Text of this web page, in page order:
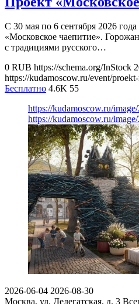
С 30 мая по 6 сентября 2026
«Московское чаепитие».
с традициями русского…
0 RUB https://schema.org/InStock
https://kudamoscow.ru/event/
Бесплатно 4.6K 55
https://kudamoscow.ru/
https://kudamoscow.ru/
2026-06-04 2026-08-30
Москва, ул. Делегатская, д. 3